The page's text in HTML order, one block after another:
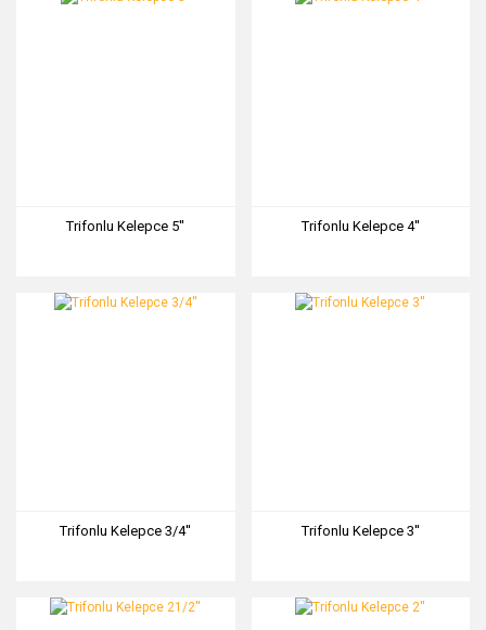
Trifonlu Kelepce 5'' Trifonlu Kelepce 4''
Trifonlu Kelepce 3/4'' Trifonlu Kelepce 3''